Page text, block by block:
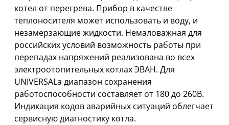
котел от перегрева. Прибор в качестве
теплоносителя может использовать и воду, и
незамерзающие жидкости. Немаловажная для
российских условий возможность работы при
перепадах напряжений реализована во всех
электроотопительных котлах ЭВАН. Для
UNIVERSALа диапазон сохранения
работоспособности составляет от 180 до 260В.
Индикация кодов аварийных ситуаций облегчает
сервисную диагностику котла.